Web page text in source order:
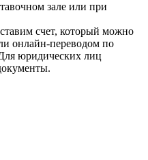
зале или при
счет, который можно
онлайн-переводом по
юридических лиц